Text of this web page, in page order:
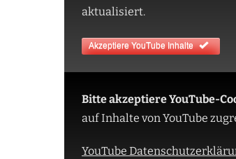
aktualisiert.
Akzeptiere YouTube Inhalte
Bitte akzeptiere YouTube-
auf Inhalte von YouTube
YouTube